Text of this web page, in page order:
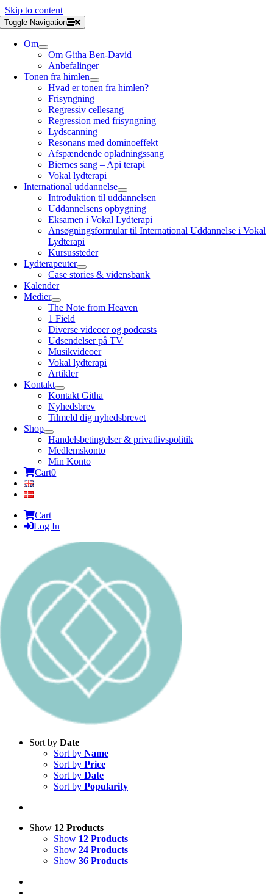
Skip to content
Toggle Navigation
Om
Om Githa Ben-David
Anbefalinger
Tonen fra himlen
Hvad er tonen fra himlen?
Frisyngning
Regressiv cellesang
Regression med frisyngning
Lydscanning
Resonans med dominoeffekt
Afspændende opladningssang
Biernes sang – Api terapi
Vokal lydterapi
International uddannelse
Introduktion til uddannelsen
Uddannelsens opbygning
Eksamen i Vokal Lydterapi
Ansøgningsformular til International Uddannelse i Vokal
Lydterapi
Kursussteder
Lydterapeuter
Case stories & vidensbank
Kalender
Medier
The Note from Heaven
1 Field
Diverse videoer og podcasts
Udsendelser på TV
Musikvideoer
Vokal lydterapi
Artikler
Kontakt
Kontakt Githa
Nyhedsbrev
Tilmeld dig nyhedsbrevet
Shop
Handelsbetingelser & privatlivspolitik
Medlemskonto
Min Konto
Cart0
Cart
Log In
Sort by Date
Sort by Name
Sort by Price
Sort by Date
Sort by Popularity
Show 12 Products
Show 12 Products
Show 24 Products
Show 36 Products